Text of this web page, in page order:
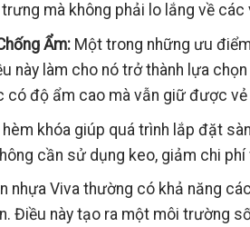
mà không phải lo lắng về
Ẩm:Một trong những ưu
này làm cho nó trở thành lựa
có độ ẩm cao mà vẫn giữ được
khóa giúp quá trình lắp đặt
cần sử dụng keo, giảm chi
nhựa Viva thường có khả năng
Điều này tạo ra một môi trường